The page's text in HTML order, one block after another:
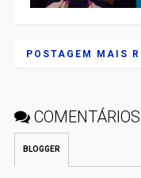
POSTAGEM MAIS
COMENTÁRIOS
BLOGGER